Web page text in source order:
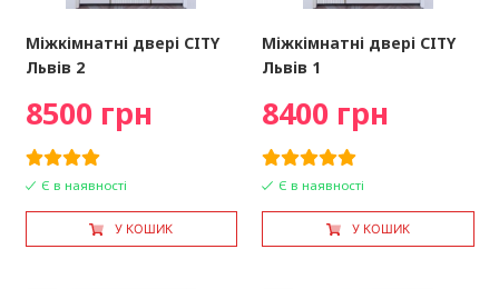
Міжкімнатні двері CITY
Львів 2
8500 грн
Є в наявності
У КОШИК
Міжкімнатні двері CITY
Львів 1
8400 грн
Є в наявності
У КОШИК